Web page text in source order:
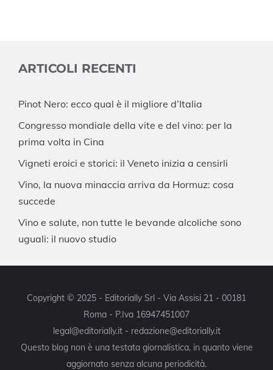
ARTICOLI RECENTI
Pinot Nero: ecco qual è il migliore d’Italia
Congresso mondiale della vite e del vino: per la
prima volta in Cina
Vigneti eroici e storici: il Veneto inizia a censirli
Vino, la nuova minaccia arriva da Hormuz: cosa
succede
Vino e salute, non tutte le bevande alcoliche sono
uguali: il nuovo studio
Copyright © 2025 - Editorially Srl - Via Assisi 21 - 00181
Roma - P.Iva 16947451007
legal@editorially.it - redazione@editorially.it
Questo blog non è una testata giornalistica, in quanto viene
aggiornato senza alcuna periodicità.